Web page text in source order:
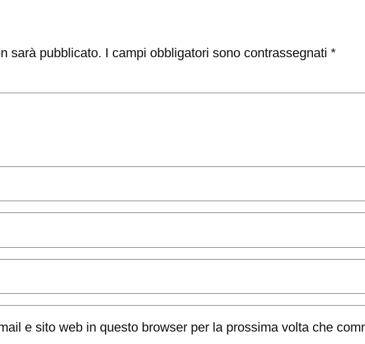
sarà pubblicato. I campi obbligatori sono contrassegnati *
e sito web in questo browser per la prossima volta che